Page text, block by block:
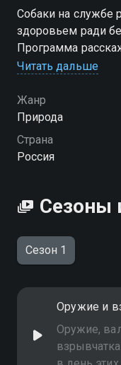
Собаки на службе
здоровьем ради
Программа
совершивших
катаклизмов и
Читать дальше
Жанр
Природа
Страна
Россия
Сезоны
Сезон 1
Оружие и
Оружие,